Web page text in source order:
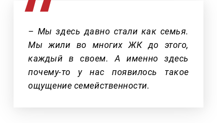
– Мы здесь давно стали как семья.
Мы жили во многих ЖК до этого,
каждый в своем. А именно здесь
почему-то у нас появилось такое
ощущение семейственности.